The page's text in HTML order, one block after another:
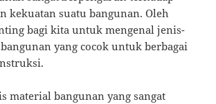
kekuatan suatu bangunan. Oleh
bagi kita untuk mengenal jenis-
yang cocok untuk berbagai
material bangunan yang sangat